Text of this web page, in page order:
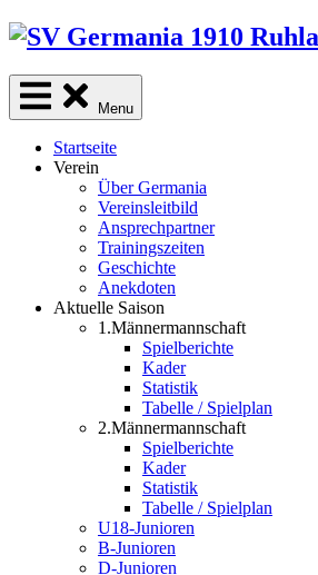
Skip
content
Menu
Startseite
Verein
Über Germania
Vereinsleitbild
Ansprechpartner
Trainingszeiten
Geschichte
Anekdoten
Aktuelle Saison
1.Männermannschaft
Spielberichte
Kader
Statistik
Tabelle / Spielplan
2.Männermannschaft
Spielberichte
Kader
Statistik
Tabelle / Spielplan
U18-Junioren
B-Junioren
D-Junioren